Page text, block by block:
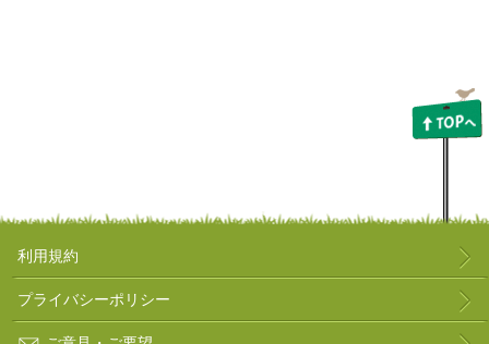
利用規約
プライバシーポリシー